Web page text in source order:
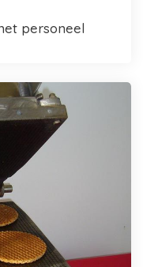
personeel